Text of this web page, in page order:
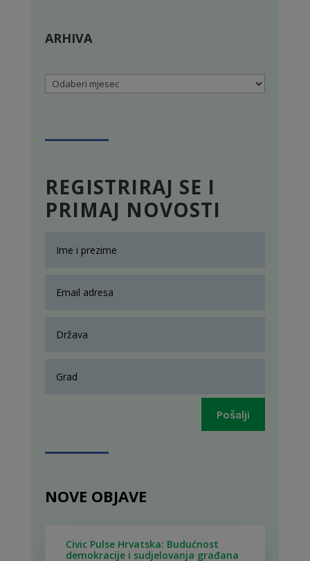
ARHIVA
Arhiva
REGISTRIRAJ SE I
PRIMAJ NOVOSTI
Pošalji
NOVE OBJAVE
Civic Pulse Hrvatska: Budućnost
demokracije i sudjelovanja građana